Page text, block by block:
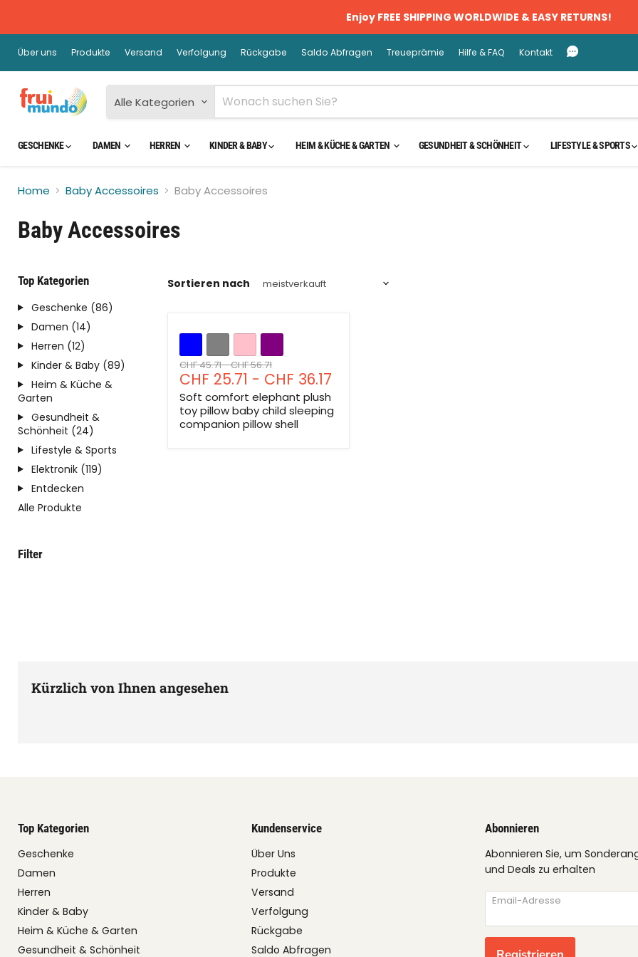
Enjoy FREE SHIPPING WORLDWIDE & EASY RETURNS!
Über uns Produkte Versand Verfolgung Rückgabe Saldo Abfragen Treueprämie Hilfe & FAQ Kontakt
Alle Kategorien
GESCHENKE DAMEN HERREN KINDER & BABY HEIM & KÜCHE & GARTEN GESUNDHEIT & SCHÖNHEIT LIFESTYLE & SPORTS
Home Baby Accessoires Baby Accessoires
Baby Accessoires
Top Kategorien
Geschenke (86)
Damen (14)
Herren (12)
Kinder & Baby (89)
Heim & Küche &
Garten
Gesundheit &
Schönheit (24)
Lifestyle & Sports
Elektronik (119)
Entdecken
Alle Produkte
Filter
Sortieren nach
Ursprünglicher
Preis
CHF 45.71-Ursprünglicher
Preis
CHF 56.71
CHF 25.71 - CHF 36.17
Soft comfort elephant plush
toy pillow baby child sleeping
companion pillow shell
Kürzlich von Ihnen angesehen
Top Kategorien
Geschenke
Damen
Herren
Kinder & Baby
Heim & Küche & Garten
Gesundheit & Schönheit
Kundenservice
Über Uns
Produkte
Versand
Verfolgung
Rückgabe
Saldo Abfragen
Abonnieren
Abonnieren Sie, um
und Deals zu erhalten
Email-Adresse